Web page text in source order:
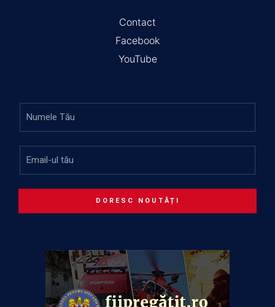
Contact
Facebook
YouTube
DORESC NOUTĂȚI